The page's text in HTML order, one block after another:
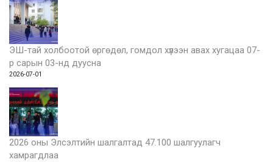
ЭШ-тай холбоотой өргөдөл, гомдол хүлээн авах хугацаа 07-
р сарын 03-нд дуусна
2026-07-01
2026 оны Элсэлтийн шалгалтад 47.100 шалгуулагч
хамрагдлаа